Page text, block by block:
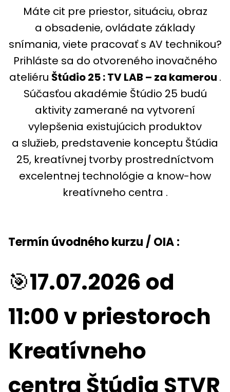
Máte cit pre priestor, situáciu, obraz
a obsadenie, ovládate základy
snímania, viete pracovať s AV technikou?
Prihláste sa do otvoreného inovačného
ateliéru Štúdio 25 : TV LAB – za kamerou .
Súčasťou akadémie Štúdio 25 budú
aktivity zamerané na vytvorení
vylepšenia existujúcich produktov
a služieb, predstavenie konceptu Štúdia
25, kreatívnej tvorby prostredníctvom
excelentnej technológie a know-how
kreatívneho centra .
Termín úvodného kurzu / OIA :
🎯17.07.2026 od
11:00 v priestoroch
Kreatívneho
centra Štúdia STVR